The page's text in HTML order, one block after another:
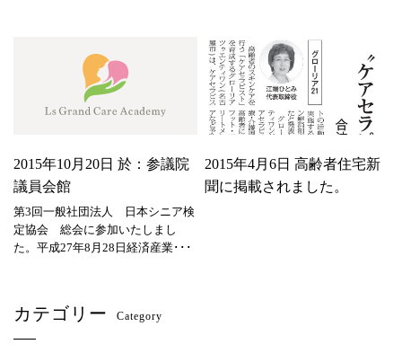
2015年10月20日 於：参議院
議員会館
第3回一般社団法人 日本シニア検
定協会 総会に参加いたしまし
た。平成27年8月28日経済産業･･･
2015年4月6日 高齢者住宅新
聞に掲載されました。
カテゴリー Category